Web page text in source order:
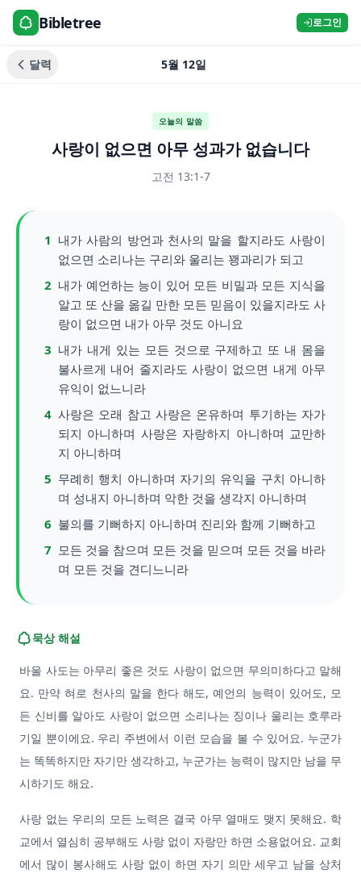
Bibletree 로그인
달력 5월 12일
오늘의 말씀
사랑이 없으면 아무 성과가 없습니다
고전 13:1-7
1 내가 사람의 방언과 천사의 말을 할지라도 사랑이
없으면 소리나는 구리와 울리는 꽹과리가 되고
2 내가 예언하는 능이 있어 모든 비밀과 모든 지식을
알고 또 산을 옮길 만한 모든 믿음이 있을지라도 사
랑이 없으면 내가 아무 것도 아니요
3 내가 내게 있는 모든 것으로 구제하고 또 내 몸을
불사르게 내어 줄지라도 사랑이 없으면 내게 아무
유익이 없느니라
4 사랑은 오래 참고 사랑은 온유하며 투기하는 자가
되지 아니하며 사랑은 자랑하지 아니하며 교만하
지 아니하며
5 무례히 행치 아니하며 자기의 유익을 구치 아니하
며 성내지 아니하며 악한 것을 생각지 아니하며
6 불의를 기뻐하지 아니하며 진리와 함께 기뻐하고
7 모든 것을 참으며 모든 것을 믿으며 모든 것을 바라
며 모든 것을 견디느니라
묵상 해설
바울 사도는 아무리 좋은 것도 사랑이 없으면 무의미하다고 말해
요. 만약 혀로 천사의 말을 한다 해도, 예언의 능력이 있어도, 모
든 신비를 알아도 사랑이 없으면 소리나는 징이나 울리는 호루라
기일 뿐이에요. 우리 주변에서 이런 모습을 볼 수 있어요. 누군가
는 똑똑하지만 자기만 생각하고, 누군가는 능력이 많지만 남을 무
시하기도 해요.
사랑 없는 우리의 모든 노력은 결국 아무 열매도 맺지 못해요. 학
교에서 열심히 공부해도 사랑 없이 자랑만 하면 소용없어요. 교회
에서 많이 봉사해도 사랑 없이 하면 자기 의만 세우고 남을 상처